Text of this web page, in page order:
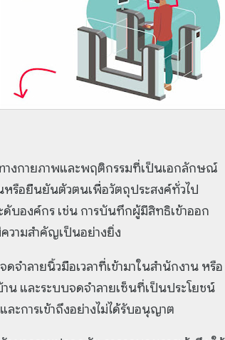
ทางกายภาพและพฤติกรรมที่เป็นเอกลักษณ์
รือยืนยันตัวตนเพื่อวัตถุประสงค์ทั่วไป
บองค์กร เช่น การบันทึกผู้มีสิทธิเข้าออก
วามสำคัญเป็นอย่างยิ่ง
ำลายนิ้วมือเวลาที่เข้ามาในสำนักงาน หรือ
น และระบบจดจำลายเซ็นที่เป็นประโยชน์
ะการเข้าถึงอย่างไม่ได้รับอนุญาต